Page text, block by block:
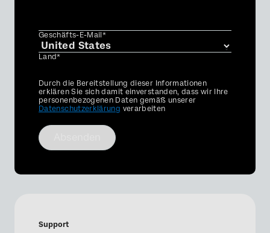
Geschäfts-E-Mail*
Land*
Privacy
Optin
Durch die Bereitstellung dieser Informationen
erklären Sie sich damit einverstanden, dass wir Ihre
personenbezogenen Daten gemäß unserer
Datenschutzerklärung verarbeiten
Support